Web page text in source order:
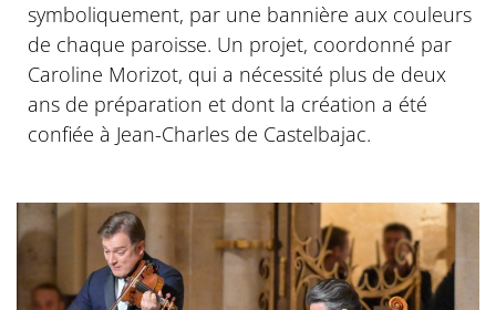
symboliquement, par une bannière aux couleurs
de chaque paroisse. Un projet, coordonné par
Caroline Morizot, qui a nécessité plus de deux
ans de préparation et dont la création a été
confiée à Jean-Charles de Castelbajac.